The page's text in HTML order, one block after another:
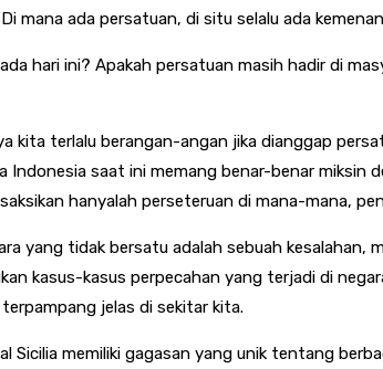
mana ada persatuan, di situ selalu ada
hari ini? Apakah persatuan masih hadir di
kita terlalu berangan-angan jika dianggap
saat ini memang benar-benar
hanyalah perseteruan di mana-mana,
yang tidak bersatu adalah sebuah
kasus-kasus perpecahan yang terjadi di
jelas di sekitar kita.
Sicilia memiliki gagasan yang unik tentang